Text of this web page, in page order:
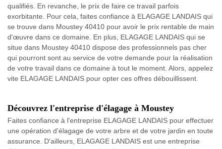
qualifiés. En revanche, le prix de faire ce travail parfois
exorbitante. Pour cela, faites confiance à ELAGAGE LANDAIS qui
se trouve dans Moustey 40410 pour avoir le prix rentable de main
d'œuvre dans ce domaine. En plus, ELAGAGE LANDAIS qui se
situe dans Moustey 40410 dispose des professionnels pas cher
qui pourront sont au service de votre demande pour la réalisation
de votre travail dans ce domaine à tout le moment. Alors, appelez
vite ELAGAGE LANDAIS pour opter ces offres débouillissent.
Découvrez l'entreprise d'élagage à Moustey
Faites confiance à l'entreprise ELAGAGE LANDAIS pour effectuer
une opération d'élagage de votre arbre et de votre jardin en toute
assurance. D'ailleurs, ELAGAGE LANDAIS est une entreprise